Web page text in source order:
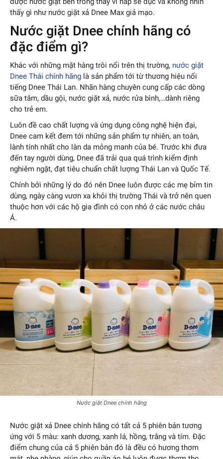
thấy gì như nước giặt xả Dnee Max giả mạo.
Nước giặt Dnee chính hãng có
đặc điểm gì?
Khác với những mặt hàng trôi nổi trên thị trường, nước giặt
Dnee Thái chính hãng là sản phẩm tới từ thương hiệu nổi
tiếng Dnee Thái Lan. Nhãn hàng chuyên cung cấp các dòng
sữa tắm, dầu gội, nước giặt xả, nước rửa bình,…dành riêng
cho trẻ em.
Luôn đề cao chất lượng và ứng dụng công nghệ hiện đại,
Dnee cam kết đem tới những sản phẩm tự nhiên, an toàn,
lành tính nhất cho làn da mỏng manh của bé. Trước khi đưa
đến tay người dùng, Dnee đã trải qua quá trình kiểm định
nghiêm ngặt, đạt tiêu chuẩn chất lượng Thái Lan và Quốc Tế.
Chính bởi những lý do đó nên Dnee luôn được các mẹ bỉm tin
dùng, ngày càng vươn xa khỏi thị trường Thái và trở nên quen
thuộc hơn với các hộ gia đình có con nhỏ ở các nước châu
Á.
Nước giặt Dnee chính hãng
Nước giặt xả Dnee chính hãng có tất cả 5 phiên bản tương
ứng với 5 màu: xanh dương, xanh lá, hồng, trắng và tím. Đặc
điểm chung của cả 5 phiên bản đó là đều có hương thơm